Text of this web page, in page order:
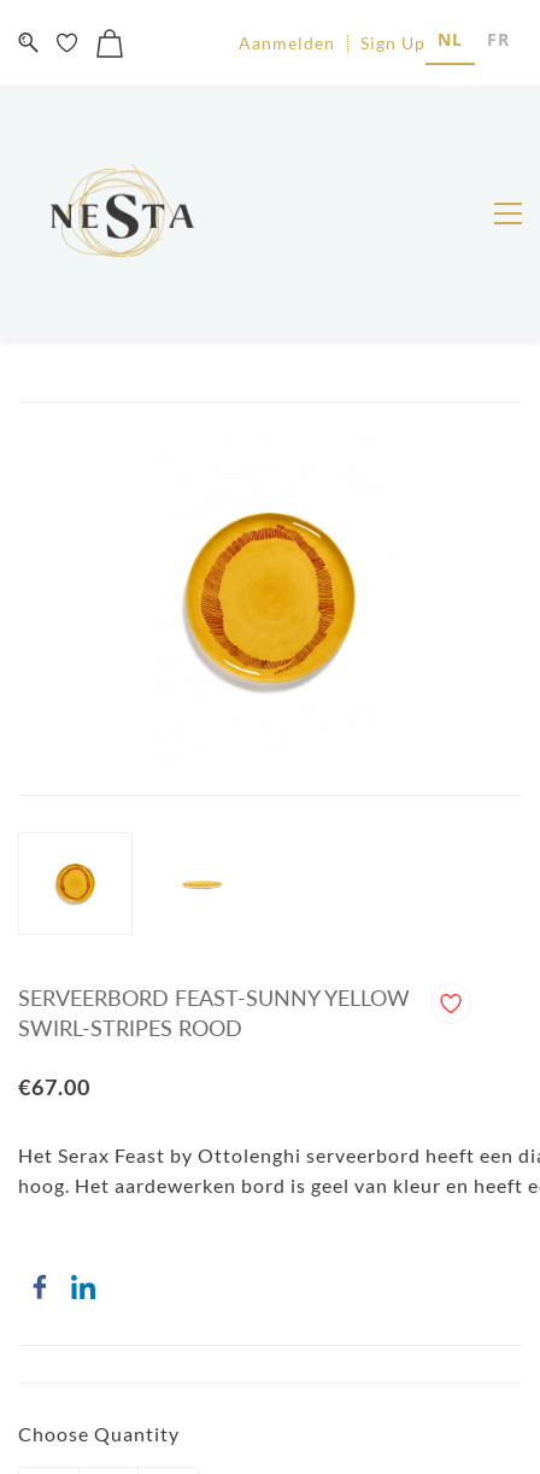
Aanmelden Sign Up NL FR
SERVEERBORD FEAST-SUNNY YELLOW
SWIRL-STRIPES ROOD
€67.00
Het Serax Feast by Ottolenghi serveerbord heeft een
hoog. Het aardewerken bord is geel van kleur en heeft
Choose Quantity